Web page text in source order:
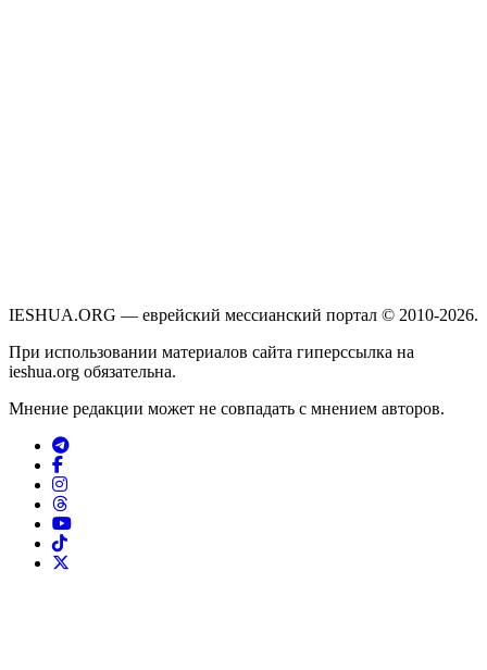
IESHUA.ORG — еврейский мессианский портал © 2010-2026.
При использовании материалов сайта гиперссылка на
ieshua.org обязательна.
Мнение редакции может не совпадать с мнением авторов.